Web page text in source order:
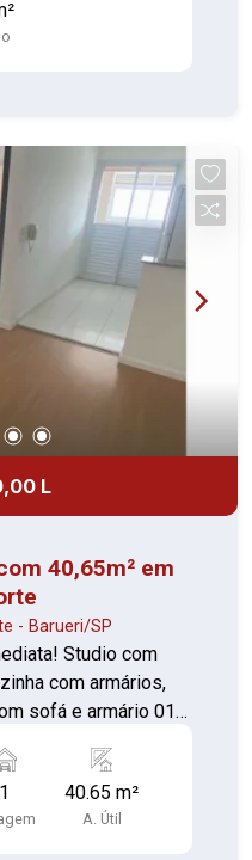
com excelente
L
40,65m² em
- Barueri/SP
com
sofá e armário 01
piscina, quadra
encanado,
1 40.65 m²
A. Útil